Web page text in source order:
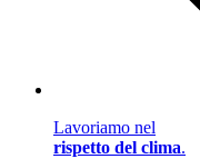
Lavoriamo nel
rispetto del clima.